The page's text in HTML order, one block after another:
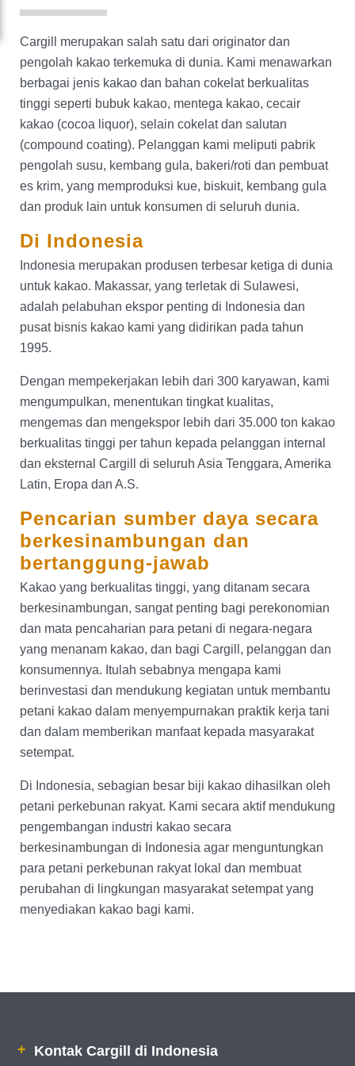
Cargill di Seluruh Dunia
Kontak Cargill di Indonesia
Cargill merupakan salah satu dari originator dan
pengolah kakao terkemuka di dunia. Kami menawarkan
berbagai jenis kakao dan bahan cokelat berkualitas
tinggi seperti bubuk kakao, mentega kakao, cecair
kakao (cocoa liquor), selain cokelat dan salutan
(compound coating). Pelanggan kami meliputi pabrik
pengolah susu, kembang gula, bakeri/roti dan pembuat
es krim, yang memproduksi kue, biskuit, kembang gula
dan produk lain untuk konsumen di seluruh dunia.
Di Indonesia
Indonesia merupakan produsen terbesar ketiga di dunia
untuk kakao. Makassar, yang terletak di Sulawesi,
adalah pelabuhan ekspor penting di Indonesia dan
pusat bisnis kakao kami yang didirikan pada tahun
1995.
Dengan mempekerjakan lebih dari 300 karyawan, kami
mengumpulkan, menentukan tingkat kualitas,
mengemas dan mengekspor lebih dari 35.000 ton kakao
berkualitas tinggi per tahun kepada pelanggan internal
dan eksternal Cargill di seluruh Asia Tenggara, Amerika
Latin, Eropa dan A.S.
Pencarian sumber daya secara
berkesinambungan dan
bertanggung-jawab
Kakao yang berkualitas tinggi, yang ditanam secara
berkesinambungan, sangat penting bagi perekonomian
dan mata pencaharian para petani di negara-negara
yang menanam kakao, dan bagi Cargill, pelanggan dan
konsumennya. Itulah sebabnya mengapa kami
berinvestasi dan mendukung kegiatan untuk membantu
petani kakao dalam menyempurnakan praktik kerja tani
dan dalam memberikan manfaat kepada masyarakat
setempat.
Di Indonesia, sebagian besar biji kakao dihasilkan oleh
petani perkebunan rakyat. Kami secara aktif mendukung
pengembangan industri kakao secara
berkesinambungan di Indonesia agar menguntungkan
para petani perkebunan rakyat lokal dan membuat
perubahan di lingkungan masyarakat setempat yang
menyediakan kakao bagi kami.
Kontak Cargill di Indonesia